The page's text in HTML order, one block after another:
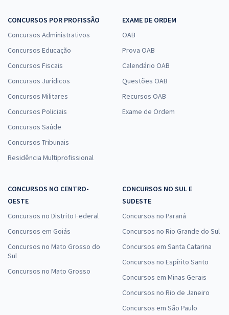
CONCURSOS POR PROFISSÃO
Concursos Administrativos
Concursos Educação
Concursos Fiscais
Concursos Jurídicos
Concursos Militares
Concursos Policiais
Concursos Saúde
Concursos Tribunais
Residência Multiprofissional
EXAME DE ORDEM
OAB
Prova OAB
Calendário OAB
Questões OAB
Recursos OAB
Exame de Ordem
CONCURSOS NO CENTRO-
OESTE
Concursos no Distrito Federal
Concursos em Goiás
Concursos no Mato Grosso do
Sul
Concursos no Mato Grosso
CONCURSOS NO SUL E
SUDESTE
Concursos no Paraná
Concursos no Rio Grande do Sul
Concursos em Santa Catarina
Concursos no Espírito Santo
Concursos em Minas Gerais
Concursos no Rio de Janeiro
Concursos em São Paulo